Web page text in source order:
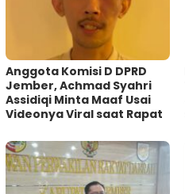
Anggota Komisi D DPRD
Jember, Achmad Syahri
Assidiqi Minta Maaf Usai
Videonya Viral saat Rapat